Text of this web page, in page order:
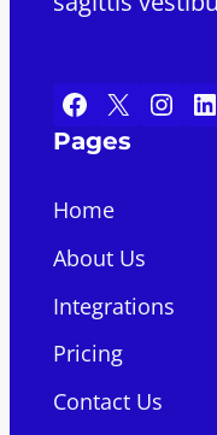
Facebook X Instagram LinkedIn
Pages
Home
About Us
Integrations
Pricing
Contact Us